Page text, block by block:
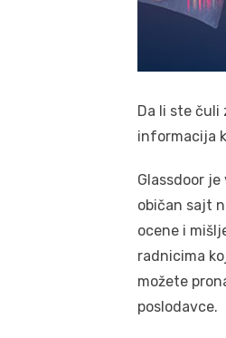
Da li ste čuli
informacija
Glassdoor
običan sajt
ocene i
radnicima
možete
poslodavce.